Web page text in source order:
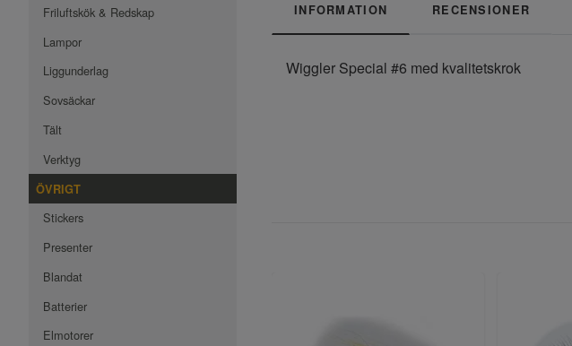
Friluftskök & Redskap
Lampor
Liggunderlag
Sovsäckar
Tält
Verktyg
ÖVRIGT
Stickers
Presenter
Blandat
Batterier
Elmotorer
INFORMATION RECENSIONER
Wiggler Special #6 med kvalitetskrok